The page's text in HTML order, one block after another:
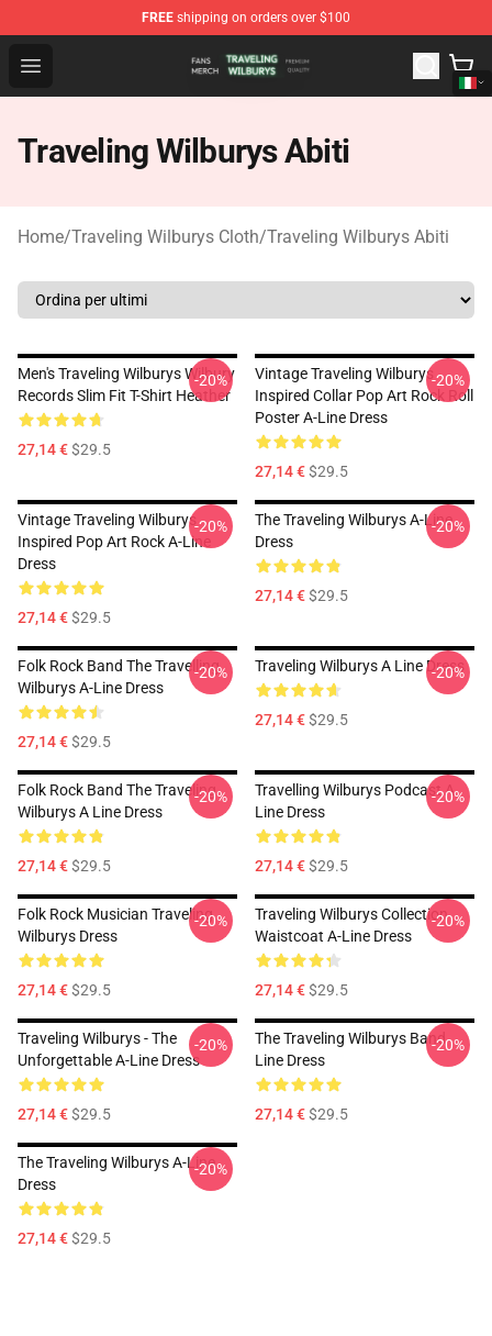
FREE shipping on orders over $100
Open menu
Traveling Wilburys Shop - Official Traveling Wilburys
Traveling Wilburys Abiti
Home/Traveling Wilburys Cloth/Traveling Wilburys Abiti
Men's Traveling Wilburys Wilbury
Records Slim Fit T-Shirt Heather
27,14 €$29.5
-20%
Vintage Traveling Wilburys
Inspired Collar Pop Art Rock Roll
Poster A-Line Dress
27,14 €$29.5
-20%
Vintage Traveling Wilburys
Inspired Pop Art Rock A-Line
Dress
27,14 €$29.5
-20%
The Traveling Wilburys A-Line
Dress
27,14 €$29.5
-20%
Folk Rock Band The Travelling
Wilburys A-Line Dress
27,14 €$29.5
-20% Traveling Wilburys A Line Dress
27,14 €$29.5
-20%
Folk Rock Band The Traveling
Wilburys A Line Dress
27,14 €$29.5
-20%
Travelling Wilburys Podcast A
Line Dress
27,14 €$29.5
-20%
Folk Rock Musician Traveling
Wilburys Dress
27,14 €$29.5
-20%
Traveling Wilburys Collection
Waistcoat A-Line Dress
27,14 €$29.5
-20%
Traveling Wilburys - The
Unforgettable A-Line Dress
27,14 €$29.5
-20%
The Traveling Wilburys Band
Line Dress
27,14 €$29.5
-20%
The Traveling Wilburys A-Line
Dress
27,14 €$29.5
-20%